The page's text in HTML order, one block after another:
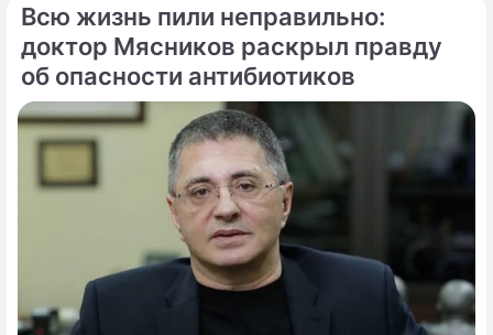
заставила взрогнуть своих многочисленных
поклонников.
Всю жизнь пили неправильно:
доктор Мясников раскрыл правду
об опасности антибиотиков